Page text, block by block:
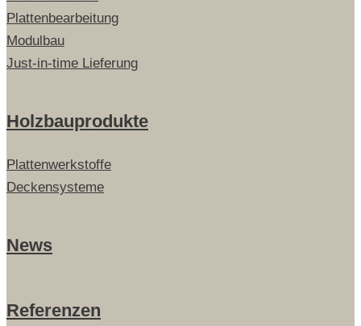
Plattenbearbeitung
Modulbau
Just-in-time Lieferung
Holzbauprodukte
Plattenwerkstoffe
Deckensysteme
News
Referenzen